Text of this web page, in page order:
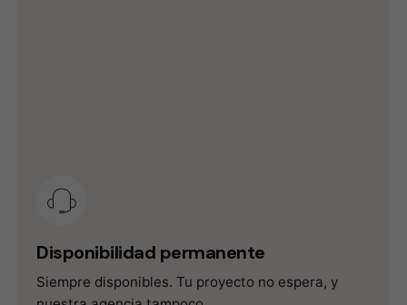
Disponibilidad permanente
Siempre disponibles. Tu proyecto no espera, y